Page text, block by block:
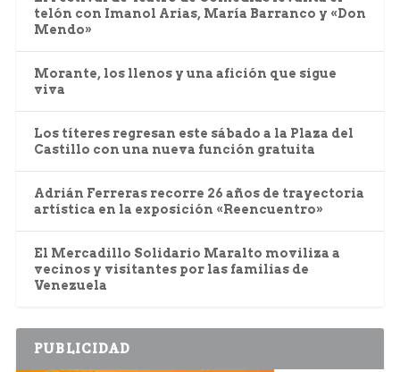
telón con Imanol Arias, María Barranco y «Don
Mendo»
Morante, los llenos y una afición que sigue
viva
Los títeres regresan este sábado a la Plaza del
Castillo con una nueva función gratuita
Adrián Ferreras recorre 26 años de trayectoria
artística en la exposición «Reencuentro»
El Mercadillo Solidario Maralto moviliza a
vecinos y visitantes por las familias de
Venezuela
PUBLICIDAD